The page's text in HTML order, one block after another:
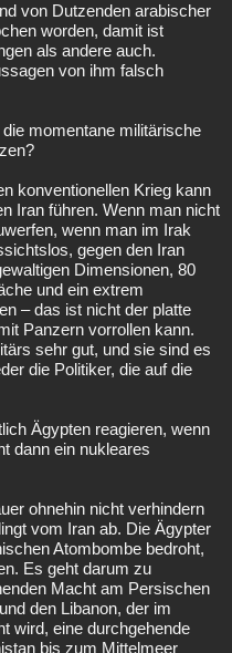
von Dutzenden arabischer
worden, damit ist
als andere auch.
von ihm falsch
momentane militärische
konventionellen Krieg kann
Iran führen. Wenn man nicht
wenn man im Irak
gegen den Iran
Dimensionen, 80
und ein extrem
– das ist nicht der platte
Panzern vorrollen kann.
sehr gut, und sie sind es
die Politiker, die auf die
Ägypten reagieren, wenn
dann ein nukleares
ohnehin nicht verhindern
vom Iran ab. Die Ägypter
Atombombe bedroht,
Es geht darum zu
Macht am Persischen
den Libanon, der im
wird, eine durchgehende
bis zum Mittelmeer